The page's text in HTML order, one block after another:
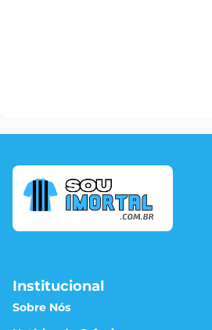
Institucional
Sobre Nós